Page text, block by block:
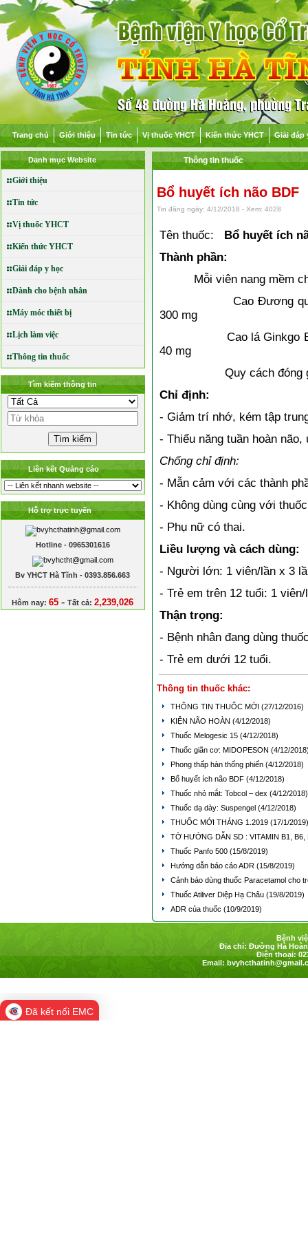
Trang chủ Giới thiệu Tin tức Vị thuốc YHCT Kiến thức YHCT Giải đáp
Danh mục Website
Giới thiệu
Tin tức
Vị thuốc YHCT
Kiến thức YHCT
Giải đáp y học
Dành cho bệnh nhân
Máy móc thiết bị
Lịch làm việc
Thông tin thuốc
Tìm kiếm thông tin
Liên kết Quảng cáo
Hỗ trợ trực tuyến
Hotline - 0965301616
Bv YHCT Hà Tĩnh - 0393.856.663
Hôm nay: 65 - Tất cả: 2,239,026
Thông tin thuốc
Bổ huyết ích não BDF
Tin đăng ngày: 4/12/2018 - Xem: 4028
Tên thuốc: Bổ huyết ích
Thành phần:
Mỗi viên nang mềm
Cao Đương quy
300 mg
Cao lá Ginkgo Biloba
40 mg
Quy cách đóng gói:
Chỉ định:
- Giảm trí nhớ, kém tập
- Thiểu năng tuần hoàn
Chống chỉ định:
- Mẫn cảm với các thành
- Không dùng cùng với
- Phụ nữ có thai.
Liều lượng và cách dùng:
- Người lớn: 1 viên/lần x 3
- Trẻ em trên 12 tuổi: 1
Thận trọng:
- Bệnh nhân đang dùng
- Trẻ em dưới 12 tuổi.
Thông tin thuốc khác:
THÔNG TIN THUỐC MỚI (27/12/2016)
KIỆN NÃO HOÀN (4/12/2018)
Thuốc Melogesic 15 (4/12/2018)
Thuốc giãn cơ: MIDOPESON (4/12/
Phong thấp hàn thống phiến (4/12/2018)
Bổ huyết ích não BDF (4/12/2018)
Thuốc nhỏ mắt: Tobcol – dex (4/12/2018)
Thuốc dạ dày: Suspengel (4/12/2018)
THUỐC MỚI THÁNG 1.2019 (17/1/2019)
TỜ HƯỚNG DẪN SD : VITAMIN B1,
Thuốc Panfo 500 (15/8/2019)
Hướng dẫn báo cáo ADR (15/8/2019)
Cảnh báo dùng thuốc Paracetamol cho
Thuốc Atiliver Diệp Hạ Châu (19/8/2019)
ADR của thuốc (10/9/2019)
Bệnh
Địa chỉ: Đường Hà
Điện thoại:
Email:
Đã kết nối EMC